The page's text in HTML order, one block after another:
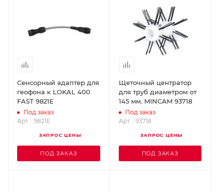
Сенсорный адаптер для
геофона к LOKAL 400
FAST 9821E
Под заказ
Арт. : 9821E
ЗАПРОС ЦЕНЫ
ПОД ЗАКАЗ
Щеточный центратор
для труб диаметром от
145 мм. MINCAM 93718
Под заказ
Арт. : 93718
ЗАПРОС ЦЕНЫ
ПОД ЗАКАЗ